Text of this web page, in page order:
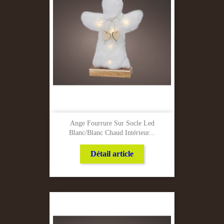
Ange Fourrure Sur Socle Led
Blanc/Blanc Chaud Intérieur...
Détail article